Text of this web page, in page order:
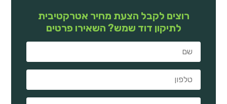
רוצים לקבל הצעת מחיר אטרקטיבית
לתיקון דוד שמש? השאירו פרטים